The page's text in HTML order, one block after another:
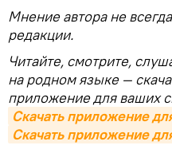
Мнение автора не
редакции.
Читайте, смотрите,
на родном языке —
приложение для ваших
Скачать приложение
Скачать приложение